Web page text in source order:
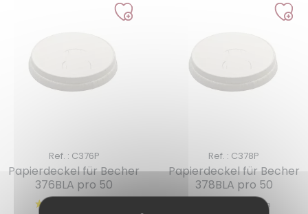
Ref. : C376P
Papierdeckel für Becher
376BLA pro 50
Ref. : C378P
Papierdeckel für Becher
378BLA pro 50